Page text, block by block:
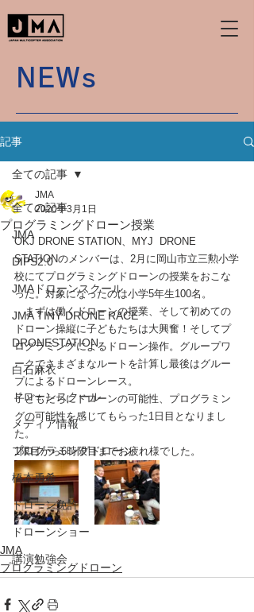
NEWs
記事
全ての記事
JMA
DIPS2.0
JMAドローンスクール
JMA TINY DRONE RACE
DRONESTATION
白石麻衣
ドローンスクール
メディア情報
プログラミングドローン
橋本勇希
ドローン免許
ドローンショー
講演勉強会
全ての記事
プログラミングドローン授業
JMA
2020年3月1日
OKJ DRONE STATION、MYJ  DRONE
STATIONのメンバーは、2月に岡山市立三勲小学
校にてプログラミングドローンの授業をおこな
った。対象になったのは小学5年生100名。
まずは働くドローンの授業、そして初めての
ドローン操縦に子どもたちは大興奮！そしてプ
ログラミングによるドローン操作。グループワ
ークでさまざまなルートを計算し最後はグルー
プによるドローンレース。
子どもたちにドローンの可能性、プログラミン
グの可能性を感じてもらった1日目となりまし
た。
1限目から6時限目までお疲れ様でした。
JMA
プログラミングドローン